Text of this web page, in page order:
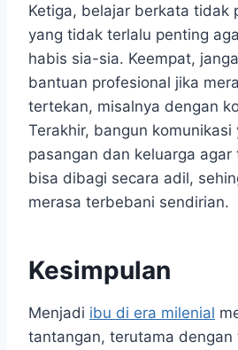
Ketiga, belajar berkata tidak
yang tidak terlalu penting
habis sia-sia. Keempat,
bantuan profesional jika
tertekan, misalnya dengan
Terakhir, bangun
pasangan dan keluarga
bisa dibagi secara adil,
merasa terbebani sendirian.
Kesimpulan
Menjadi ibu di era milenial
tantangan, terutama dengan